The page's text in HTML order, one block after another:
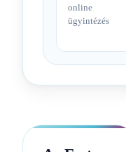
online
ügyintézés